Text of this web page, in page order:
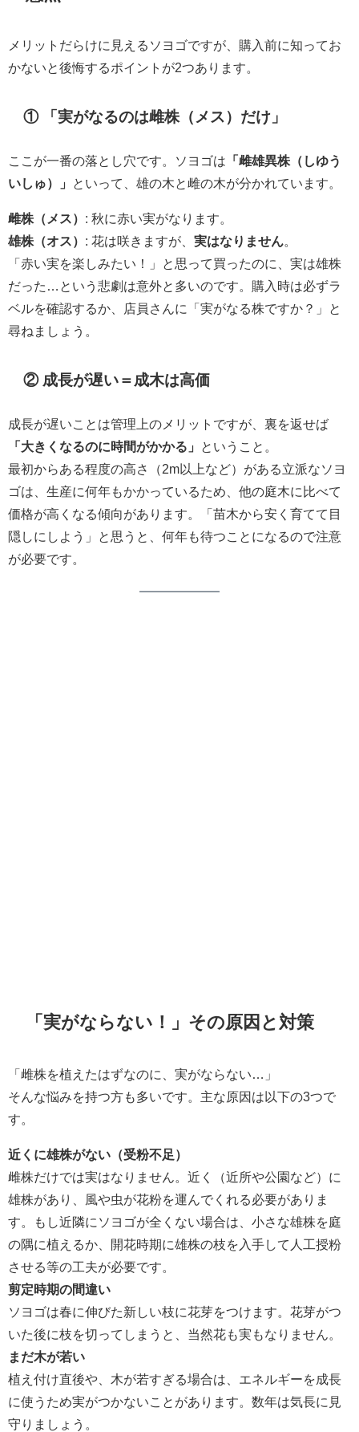
メリットだらけに見えるソヨゴですが、購入前に知ってお
かないと後悔するポイントが2つあります。
① 「実がなるのは雌株（メス）だけ」
ここが一番の落とし穴です。ソヨゴは 「雌雄異株（しゆう
いしゅ）」
といって、雄の木と雌の木が分かれています。
雌株（メス） : 秋に赤い実がなります。
雄株（オス） : 花は咲きますが、 実はなりません
「赤い実を楽しみたい！」と思って買ったのに、実は雄株
だった…という悲劇は意外と多いのです。購入時は必ずラ
ベルを確認するか、店員さんに「実がなる株ですか？」と
尋ねましょう。
② 成長が遅い＝成木は高価
成長が遅いことは管理上のメリットですが、裏を返せば
「大きくなるのに時間がかかる」
ということ。
最初からある程度の高さ（2m以上など）がある立派なソヨ
ゴは、生産に何年もかかっているため、他の庭木に比べて
価格が高くなる傾向があります。「苗木から安く育てて目
隠しにしよう」と思うと、何年も待つことになるので注意
が必要です。
「実がならない！」その原因と対策
「雌株を植えたはずなのに、実がならない…」
そんな悩みを持つ方も多いです。主な原因は以下の3つで
す。
近くに雄株がない（受粉不足）
雌株だけでは実はなりません。近く（近所や公園など）に
雄株があり、風や虫が花粉を運んでくれる必要がありま
す。もし近隣にソヨゴが全くない場合は、小さな雄株を庭
の隅に植えるか、開花時期に雄株の枝を入手して人工授粉
させる等の工夫が必要です。
剪定時期の間違い
ソヨゴは春に伸びた新しい枝に花芽をつけます。花芽がつ
いた後に枝を切ってしまうと、当然花も実もなりません。
まだ木が若い
植え付け直後や、木が若すぎる場合は、エネルギーを成長
に使うため実がつかないことがあります。数年は気長に見
守りましょう。